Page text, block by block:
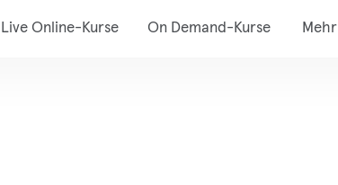
Live Online-Kurse On Demand-Kurse Mehr